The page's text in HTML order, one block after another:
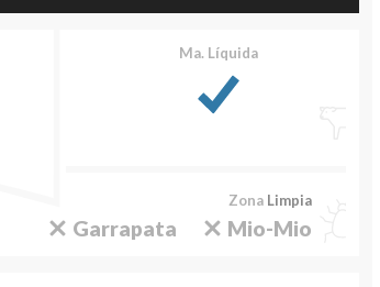
Ma. Líquida
Zona Limpia
Garrapata Mio-Mio